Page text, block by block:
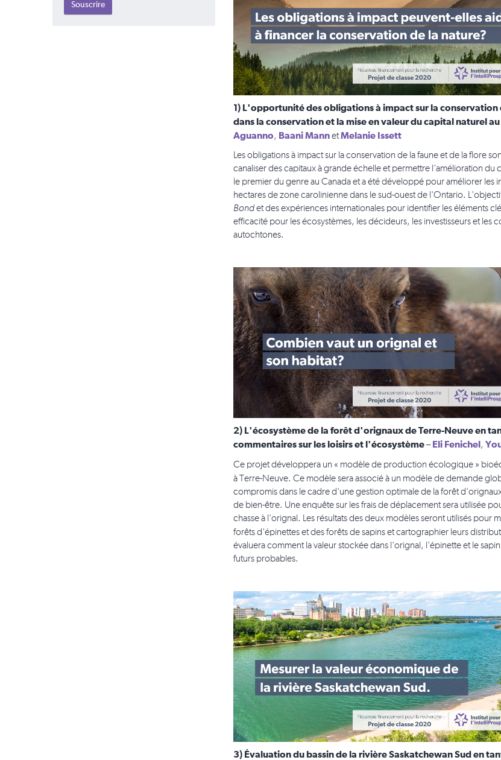
1) L'opportunité des obligations à impact sur la
dans la conservation et la mise en valeur du capital naturel au
Aguanno, Baani MannetMelanie Issett
Les obligations à impact sur la conservation de la faune et de la flore
canaliser des capitaux à grande échelle et permettre l'amélioration du
le premier du genre au Canada et a été développé pour améliorer les
hectares de zone carolinienne dans le sud-ouest de l'Ontario.
Bondet des expériences internationales pour identifier les éléments
efficacité pour les écosystèmes, les décideurs, les investisseurs et les
autochtones.
2) L'écosystème de la forêt d'orignaux de Terre-Neuve en
commentaires sur les loisirs et l'écosystème– Eli Fenichel ,
Ce projet développera un « modèle de production écologique »
à Terre-Neuve. Ce modèle sera associé à un modèle de demande
compromis dans le cadre d'une gestion optimale de la forêt
de bien-être. Une enquête sur les frais de déplacement sera utilisée
chasse à l'orignal. Les résultats des deux modèles seront utilisés pour
forêts d'épinettes et des forêts de sapins et cartographier leurs
évaluera comment la valeur stockée dans l'orignal, l'épinette et le
futurs probables.
3) Évaluation du bassin de la rivière Saskatchewan Sud en